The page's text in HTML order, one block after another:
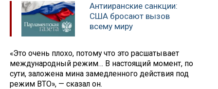
Антииранские санкции:
США бросают вызов
всему миру
«Это очень плохо, потому что это расшатывает
международный режим… В настоящий момент, по
сути, заложена мина замедленного действия под
режим ВТО», — сказал он.